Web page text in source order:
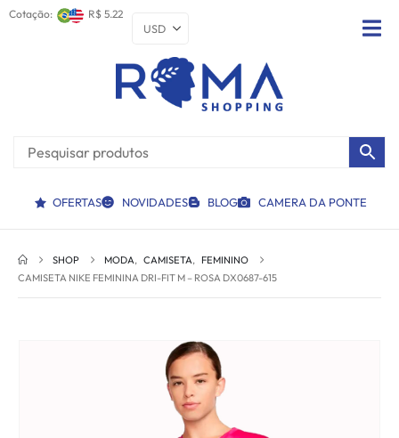
Cotação: R$ 5.22
OFERTAS NOVIDADES BLOG CAMERA DA PONTE
SHOP MODA, CAMISETA, FEMININO
CAMISETA NIKE FEMININA DRI-FIT M – ROSA DX0687-615